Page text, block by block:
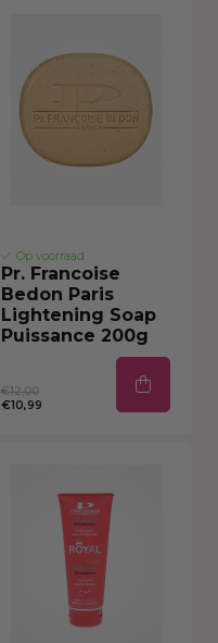
Op voorraad
Pr. Francoise
Bedon Paris
Lightening Soap
Puissance 200g
€12,00
€10,99